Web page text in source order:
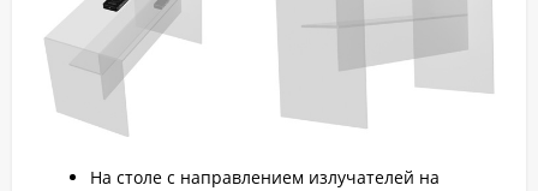
На столе с направлением излучателей на